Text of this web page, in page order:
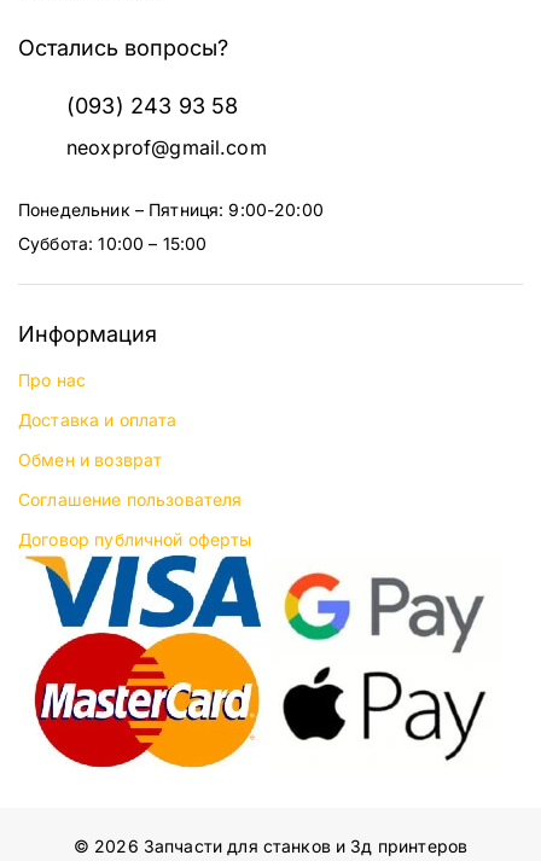
Остались вопросы?
(093) 243 93 58
neoxprof@gmail.com
Понедельник – Пятниця: 9:00-20:00
Суббота: 10:00 – 15:00
Информация
Про нас
Доставка и оплата
Обмен и возврат
Соглашение пользователя
Договор публичной оферты
© 2026 Запчасти для станков и 3д принтеров